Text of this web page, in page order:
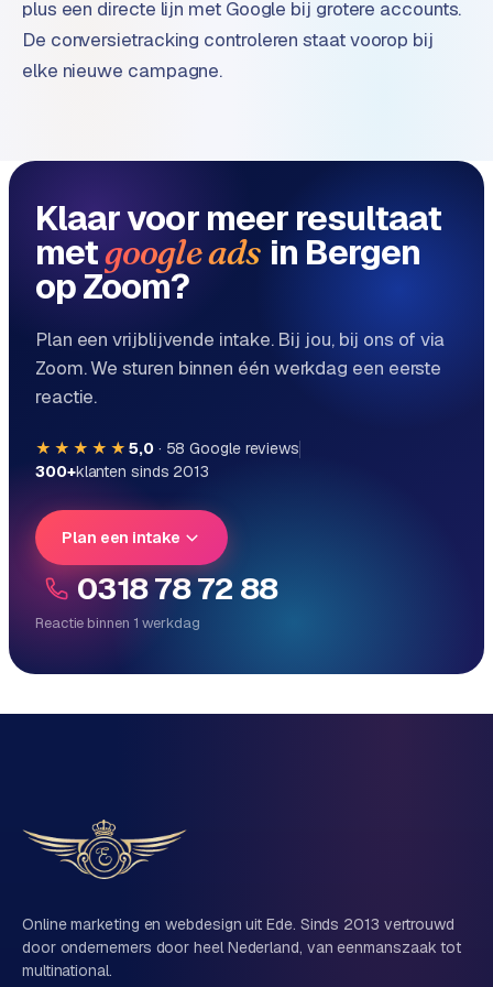
e
plus een directe lijn met Google bij grotere accounts.
De conversietracking controleren staat voorop bij
elke nieuwe campagne.
Klaar voor meer resultaat
metgoogle ads in Bergen
op Zoom?
Plan een vrijblijvende intake. Bij jou, bij ons of via
Zoom. We sturen binnen één werkdag een eerste
reactie.
★★★★★ 5,0· 58 Google reviews
300+klanten sinds 2013
Plan een intake
0318 78 72 88
Reactie binnen 1 werkdag
Direct persoonlijk contact, geen ticketsysteem
Vertel ons over je project
Naam
Bedrijfsnaam
Online marketing en webdesign uit Ede. Sinds 2013 vertrouwd
door ondernemers door heel Nederland, van eenmanszaak tot
multinational.